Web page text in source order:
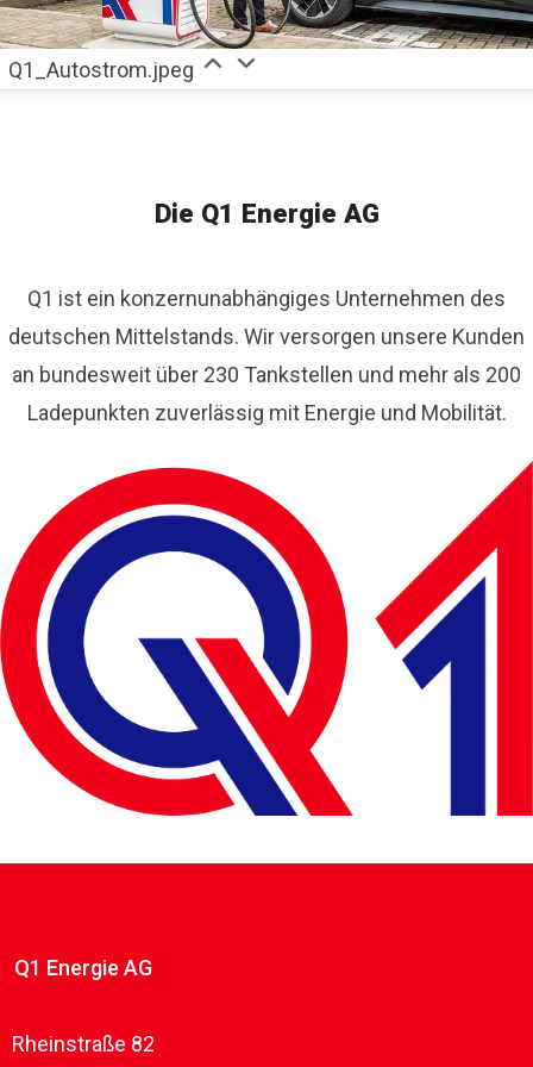
Q1_Autostrom.jpeg
Die Q1 Energie AG
Q1 ist ein konzernunabhängiges Unternehmen des
deutschen Mittelstands. Wir versorgen unsere Kunden
an bundesweit über 230 Tankstellen und mehr als 200
Ladepunkten zuverlässig mit Energie und Mobilität.
Q1 Energie AG
Rheinstraße 82